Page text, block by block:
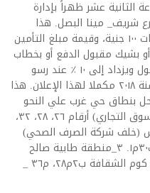
تمام الساعة الثانية عشر ظهراً بإدارة
والمشتريات بحي غرب ٣٣ شارع شريف_ مينا البصل. هذا
وتبلغ قيمة كراسة الشروط والمواصفات ١٠٠ جنية، وقيمة مبلغ التأمين
نقداً أو بشيك مقبول الدفع أو بخطاب
ضمان غير مقترن بشرط وساري المفعول ويزداد إلى ١٠ ٪ عند رسو
العطاء وأن أحكام القانون رقم ١٨٢ لسنة ٢٠١٨ مكملا لهذا الإعلان. هذا
طرح عملية تأجير عدد ٢٦ محل بنطاق حي غرب علي النحو
التالي؛ ١_ مساكن شمال المتراس (السوق التجاري) أرقام ٢٦، ٢٨، ٣٢،
(خلف شركة الصرف الصحي)
أرقام ب٢٧م١_ ب٢٨م١_ ب٢٩م١، م٢_ ب٣٠م١. ٣_منطقة طابية صالح
أرقام ١، ٢، ٣، ٦، ٧، ٨، ٩، ١٠. ٤_منطقة كوم الشقافة ب٢م٢٨، م٣٦ _